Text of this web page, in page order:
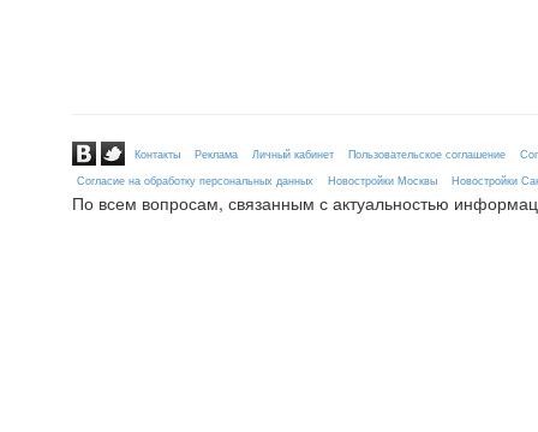
Контакты Реклама Личный кабинет Пользовательское соглашение
Согласие на обработку персональных данных
Новостройки Москвы Новостройки
По всем вопросам, связанным с актуальностью